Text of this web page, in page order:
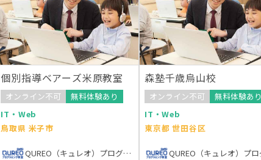
個別指導ベアーズ米原教室
オンライン不可
無料体験あり
IT・Web
鳥取県 米子市
QUREO（キュレオ）プログラミング教室
森塾千歳烏山校
オンライン不可
無料体験あり
IT・Web
東京都 世田谷区